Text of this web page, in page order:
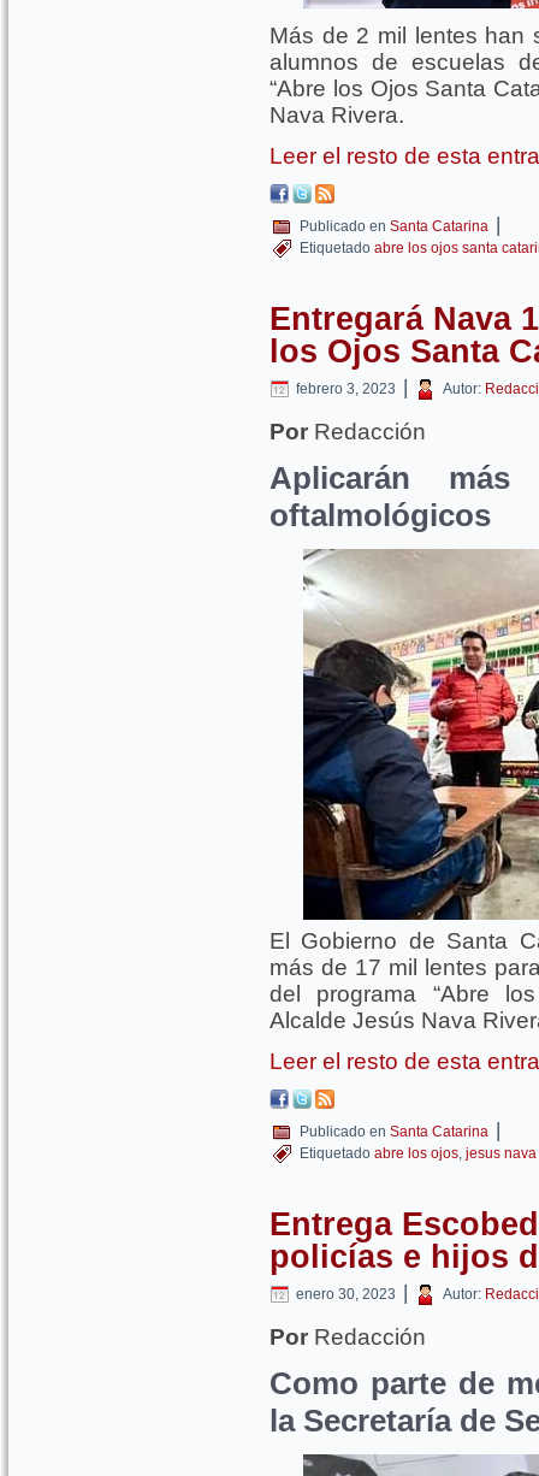
Más de 2 mil lentes han
alumnos de escuelas
“Abre los Ojos Santa
Nava Rivera.
Leer el resto de esta
Publicado en Santa Catarina |
Etiquetado abre los ojos santa
Entregará Nava
los Ojos Santa
febrero 3, 2023 | Autor:
Por Redacción
Aplicarán
oftalmológicos
El Gobierno de Santa
más de 17 mil lentes
del programa “Abre
Alcalde Jesús Nava
Leer el resto de esta
Publicado en Santa Catarina |
Etiquetado abre los ojos, jesus
Entrega
policías e hijos
enero 30, 2023 | Autor:
Por Redacción
Como parte de
la Secretaría de